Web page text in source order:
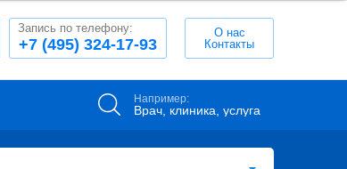
+7 (495) 324-17-93
Запись по телефону:
О нас
Контакты
Например:
Врач, клиника, услуга